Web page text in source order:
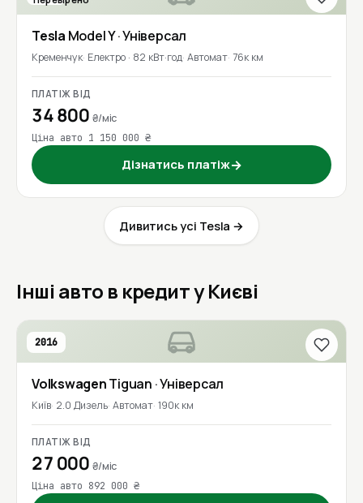
Tesla Model Y· Універсал
Кременчук Електро · 82 кВт·год Автомат 76к км
ПЛАТІЖ ВІД
34 800 ₴/міс
Ціна авто 1 150 000 ₴
Дізнатись платіж→
Дивитись усі Tesla →
Інші авто в кредит у Києві
2016
VolkswagenTiguan · Універсал
Київ 2.0 Дизель Автомат 190к км
ПЛАТІЖ ВІД
27 000 ₴/міс
Ціна авто 892 000 ₴